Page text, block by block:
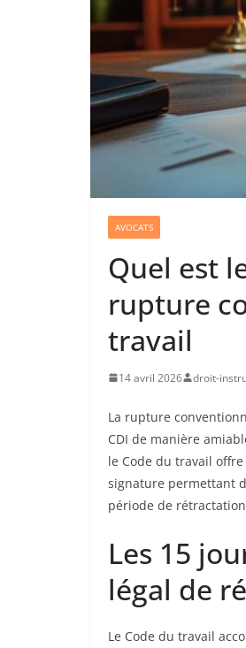
AVOCATS
Quel est
rupture
travail
14 avril 2026 droit-
La rupture
CDI de manière
le Code du travail
signature permettant
période de
Les 15
légal de
Le Code du travail